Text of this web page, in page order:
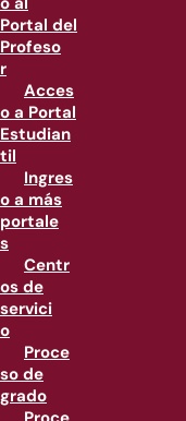
Portal del
Profeso
r
Acces
o a Portal
Estudian
til
Ingres
o a más
portale
s
Centr
os de
servici
o
Proce
so de
grado